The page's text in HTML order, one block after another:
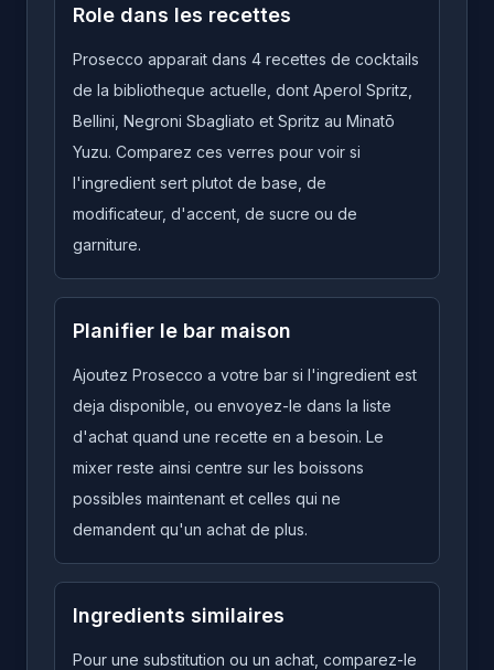
Role dans les recettes
Prosecco apparait dans 4 recettes de cocktails
de la bibliotheque actuelle, dont Aperol Spritz,
Bellini, Negroni Sbagliato et Spritz au Minatō
Yuzu. Comparez ces verres pour voir si
l'ingredient sert plutot de base, de
modificateur, d'accent, de sucre ou de
garniture.
Planifier le bar maison
Ajoutez Prosecco a votre bar si l'ingredient est
deja disponible, ou envoyez-le dans la liste
d'achat quand une recette en a besoin. Le
mixer reste ainsi centre sur les boissons
possibles maintenant et celles qui ne
demandent qu'un achat de plus.
Ingredients similaires
Pour une substitution ou un achat, comparez-le